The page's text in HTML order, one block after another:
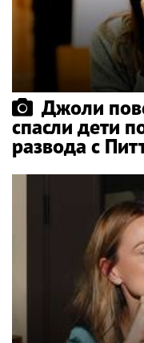
Джоли
спасли дети
развода с